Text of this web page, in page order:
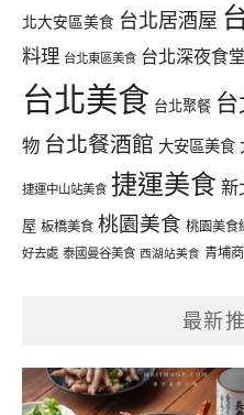
北大安區美食 台北居酒屋
料理 台北東區美食 台北深夜食堂
台北美食 台北聚餐
物 台北餐酒館 大安區美食
捷運中山站美食 捷運美食 新
屋 板橋美食 桃園美食 桃園美食
好去處 泰國曼谷美食 西湖站美食 青埔
最新